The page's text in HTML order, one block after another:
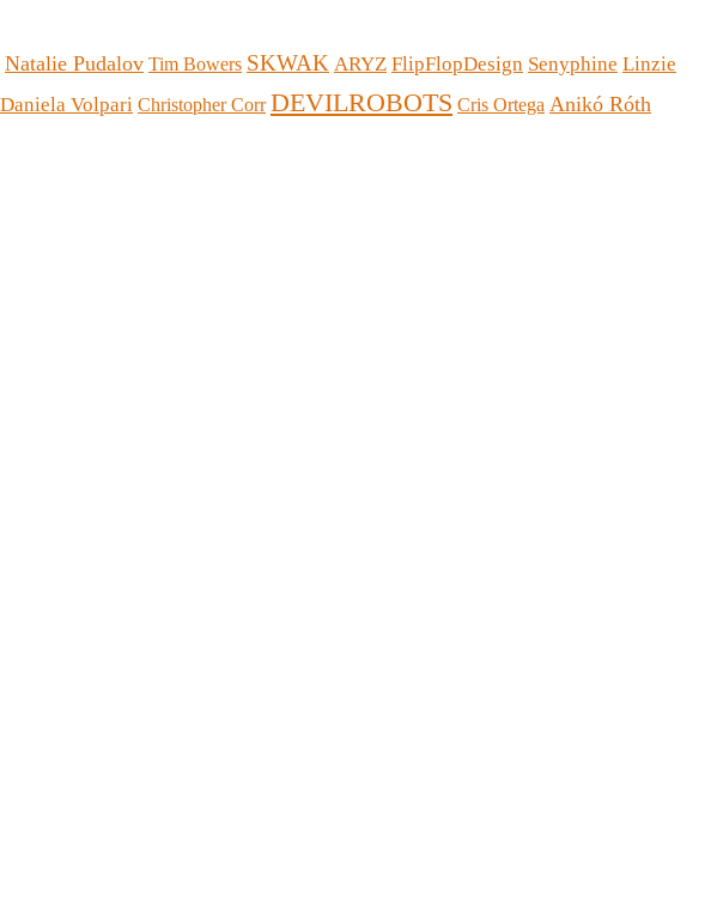
Natalie Pudalov Tim Bowers SKWAK ARYZ FlipFlopDesign Senyphine Linzie
Daniela Volpari Christopher Corr DEVILROBOTS Cris Ortega Anikó Róth